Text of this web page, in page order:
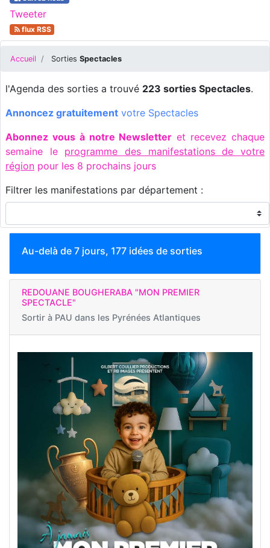
Tweeter
flux RSS
Accueil Sorties Spectacles
l'Agenda des sorties a trouvé 223 sorties Spectacles.
Annoncez gratuitement votre Spectacles
Abonnez vous à notre Newsletter et recevez chaque
semaine le programme des manifestations de votre
région pour les 8 prochains jours
Filtrer les manifestations par département :
Au-delà de 7 jours, 177 idées de sorties
REDOUANE BOUGHERABA "MON PREMIER
SPECTACLE"
Sortir à PAU dans les Pyrénées Atlantiques